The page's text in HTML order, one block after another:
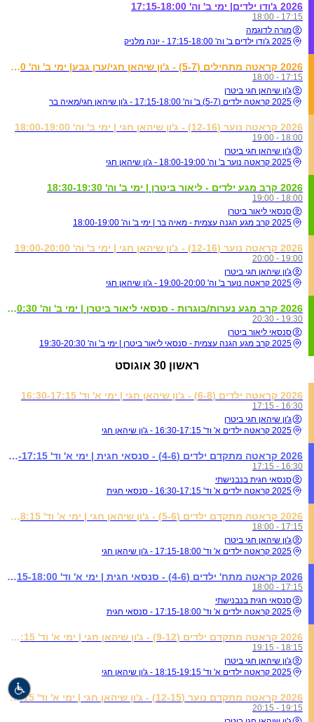
2026 ג'ודו ילדים| ימי ב' וה' 17:15-18:00
17:15 - 18:00
מורה לדוגמה
2025 ג'ודו ילדים ב' וה' 17:15-18:00 - יונה מלניק
2026 קראטה מתחילים (5-7) - ג'ון שיהאן חגי/ערן גבע| ימי ב' וה' 17:15-18:00
17:15 - 18:00
ג'ון שיהאן חגי ביטרן
2025 קראטה ילדים (5-7) ב' וה' 17:15-18:00 - ג'ון שיהאן חגי/מאיה בר
2026 קראטה נוער (12-16) - ג'ון שיהאן חגי | ימי ב' וה' 18:00-19:00
18:00 - 19:00
ג'ון שיהאן חגי ביטרן
2025 קראטה נוער ב' וה' 18:00-19:00 - ג'ון שיהאן חגי
2026 קרב מגע ילדים - ליאור ביטרן | ימי ב' וה' 18:30-19:30
18:00 - 19:00
סנסאי ליאור ביטרן
2025 קרב מגע הגנה עצמית - מאיה בר | ימי ב' וה' 18:00-19:00
2026 קראטה נוער (12-16) - ג'ון שיהאן חגי | ימי ב' וה' 19:00-20:00
19:00 - 20:00
ג'ון שיהאן חגי ביטרן
2025 קראטה נוער ב' וה' 19:00-20:00 - ג'ון שיהאן חגי
2026 קרב מגע נערות/בוגרות - סנסאי ליאור ביטרן | ימי ב' וה' 19:30-20:30
19:30 - 20:30
סנסאי ליאור ביטרן
2025 קרב מגע הגנה עצמית - סנסאי ליאור ביטרן | ימי ב' וה' 19:30-20:30
ראשון 30 אוגוסט
2026 קראטה ילדים (6-8) - ג'ון שיהאן חגי | ימי א' וד' 16:30-17:15
16:30 - 17:15
ג'ון שיהאן חגי ביטרן
2025 קראטה ילדים א' וד' 16:30-17:15 - ג'ון שיהאן חגי
2026 קראטה מתקדם ילדים (4-6) - סנסאי חגית | ימי א' וד' 16:30-17:15
16:30 - 17:15
סנסאי חגית בנבנישתי
2025 קראטה ילדים א' וד' 16:30-17:15 - סנסאי חגית
2026 קראטה מתקדם ילדים (5-6) - ג'ון שיהאן חגי | ימי א' וד' 17:15-18:15
17:15 - 18:00
ג'ון שיהאן חגי ביטרן
2025 קראטה ילדים א' וד' 17:15-18:00 - ג'ון שיהאן חגי
2026 קראטה מתח' ילדים (4-6) - סנסאי חגית | ימי א' וד' 17:15-18:00
17:15 - 18:00
סנסאי חגית בנבנישתי
2025 קראטה ילדים א' וד' 17:15-18:00 - סנסאי חגית
2026 קראטה מתקדם ילדים (9-12) - ג'ון שיהאן חגי | ימי א' וד' 18:15-19:15
18:15 - 19:15
ג'ון שיהאן חגי ביטרן
2025 קראטה ילדים א' וד' 18:15-19:15 - ג'ון שיהאן חגי
2026 קראטה מתקדם נוער (12-15) - ג'ון שיהאן חגי | ימי א' וד' 19:15-20:15
19:15 - 20:15